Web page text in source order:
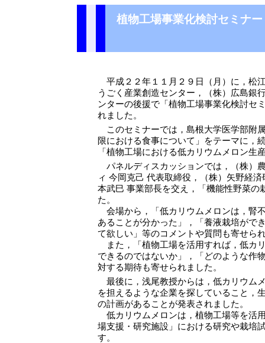
植物工場事業化検討セミナ
平成２２年１１月２９日（月）に，松
うごく産業創造センター，（株）広島銀
ンターの後援で「植物工場事業化検討セ
れました。
このセミナーでは，島根大学医学部附
限における食事について」をテーマに，
「植物工場における低カリウムメロン生
パネルディスカッションでは，（株）
ィ 今岡克己 代表取締役，（株）矢野経
本武巳 事業部長を交え，「機能性野菜
た。
会場から，「低カリウムメロンは，腎
あることが分かった」，「養液栽培がで
て欲しい」等のコメントや質問も寄せら
また，「植物工場を活用すれば，低カ
できるのではないか」，「どのような作
対する期待も寄せられました。
最後に，浅尾教授からは，低カリウム
を担えるような企業を探していること，
の計画があることが発表されました。
低カリウムメロンは，植物工場等を活
場支援・研究施設」における研究や栽培
す。